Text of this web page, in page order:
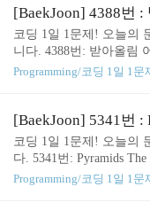
보다 작거
은 수의 합이 0 이면 0 /
+ 를 출력 하도록 하였습
ut() 대신에
되는데 이를 rstrip() ..
[BaekJoon] 4388번
코딩 1일 1문제! 오늘의
니다. 4388번: 받아올림
덧셈을 가르칠 때는 오른
올림이 www.acmicpc.net
드 ( Solution ) def
carry_num = 0 loop_num
if len(num1) < len(num2):
num1, num2 =
Programming/코딩 1일 1문
[BaekJoon] 5341번 :
코딩 1일 1문제! 오늘의
다. 5341번: Pyramids
tegers, one per line. The
Programming/코딩 1일 1문